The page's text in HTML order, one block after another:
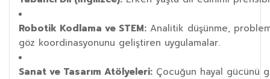
Robotik Kodlama ve STEM: Analitik düşünme,
göz koordinasyonunu geliştiren uygulamalar.
Sanat ve Tasarım Atölyeleri: Çocuğun hayal gücünü